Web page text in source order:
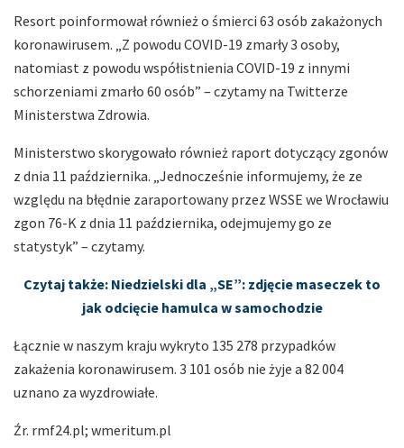
Resort poinformował również o śmierci 63 osób zakażonych
koronawirusem. „Z powodu COVID-19 zmarły 3 osoby,
natomiast z powodu współistnienia COVID-19 z innymi
schorzeniami zmarło 60 osób” – czytamy na Twitterze
Ministerstwa Zdrowia.
Ministerstwo skorygowało również raport dotyczący zgonów
z dnia 11 października. „Jednocześnie informujemy, że ze
względu na błędnie zaraportowany przez WSSE we Wrocławiu
zgon 76-K z dnia 11 października, odejmujemy go ze
statystyk” – czytamy.
Czytaj także: Niedzielski dla „SE”: zdjęcie maseczek to
jak odcięcie hamulca w samochodzie
Łącznie w naszym kraju wykryto 135 278 przypadków
zakażenia koronawirusem. 3 101 osób nie żyje a 82 004
uznano za wyzdrowiałe.
Źr. rmf24.pl; wmeritum.pl